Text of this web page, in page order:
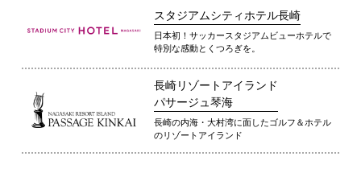
スタジアムシティホテル長崎
日本初！サッカースタジアムビューホテルで
特別な感動とくつろぎを。
長崎リゾートアイランド
パサージュ琴海
長崎の内海・大村湾に面したゴルフ＆ホテル
のリゾートアイランド